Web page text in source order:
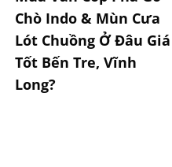
Chò Indo & Mùn Cưa
Lót Chuồng Ở Đâu Giá
Tốt Bến Tre, Vĩnh
Long?